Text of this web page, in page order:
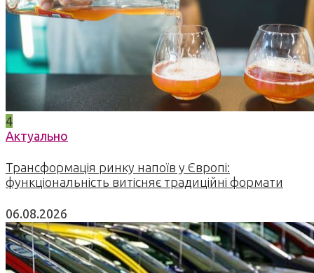
4
Актуально
Трансформація ринку напоїв у Європі:
функціональність витісняє традиційні формати
06.08.2026